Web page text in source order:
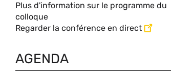
Plus d'information sur le programme du
colloque
Regarder la conférence en direct
AGENDA